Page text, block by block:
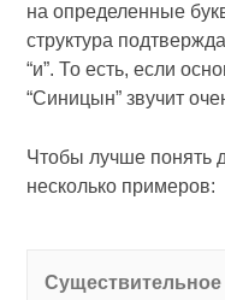
на определенные
структура
“и”. То есть, если
“Синицын” звучит
Чтобы лучше понять
несколько примеров:
Существительное